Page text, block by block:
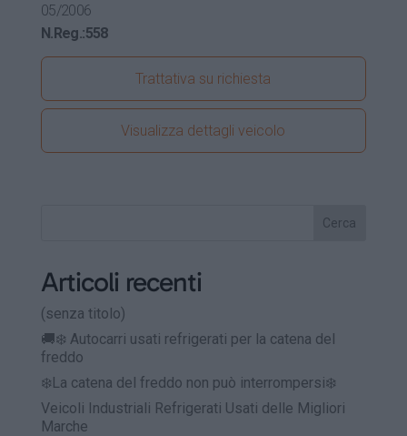
05/2006
N.Reg.:558
Trattativa su richiesta
Visualizza dettagli veicolo
Cerca
Articoli recenti
(senza titolo)
🚚❄️ Autocarri usati refrigerati per la catena del
freddo
❄️La catena del freddo non può interrompersi❄️
Veicoli Industriali Refrigerati Usati delle Migliori
Marche